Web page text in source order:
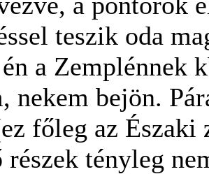
teszik oda
a Zemplénnek
nekem bejön.
főleg az
részek tényleg